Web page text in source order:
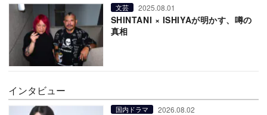
文芸 2025.08.01
SHINTANI × ISHIYAが明かす、噂の
真相
インタビュー
国内ドラマ 2026.08.02